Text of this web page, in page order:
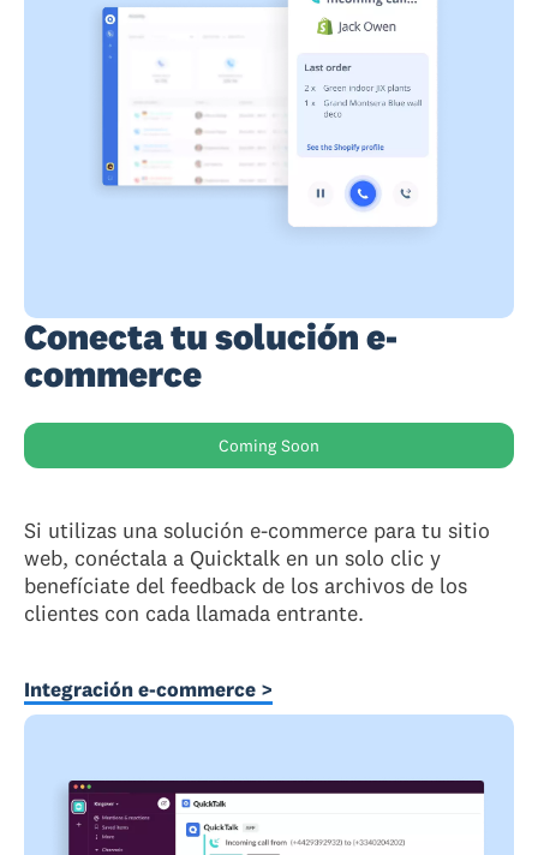
Conecta tu solución e-
commerce
Coming Soon
Si utilizas una solución e-commerce para tu sitio
web, conéctala a Quicktalk en un solo clic y
benefíciate del feedback de los archivos de los
clientes con cada llamada entrante.
Integración e-commerce >